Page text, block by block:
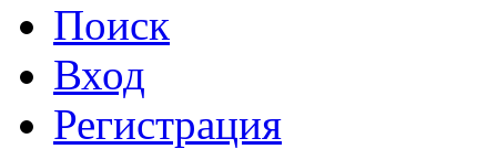
Поиск
Вход
Регистрация